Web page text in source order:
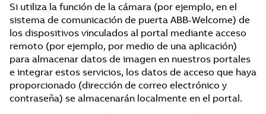
Si utiliza la función de la cámara (por ejemplo, en el
sistema de comunicación de puerta ABB-Welcome) de
los dispositivos vinculados al portal mediante acceso
remoto (por ejemplo, por medio de una aplicación)
para almacenar datos de imagen en nuestros portales
e integrar estos servicios, los datos de acceso que haya
proporcionado (dirección de correo electrónico y
contraseña) se almacenarán localmente en el portal.